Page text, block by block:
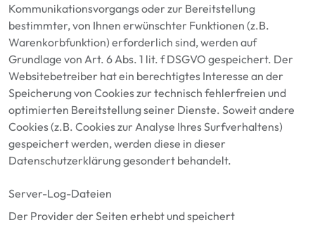
Kommunikationsvorgangs oder zur Bereitstellung
bestimmter, von Ihnen erwünschter Funktionen (z.B.
Warenkorbfunktion) erforderlich sind, werden auf
Grundlage von Art. 6 Abs. 1 lit. f DSGVO gespeichert. Der
Websitebetreiber hat ein berechtigtes Interesse an der
Speicherung von Cookies zur technisch fehlerfreien und
optimierten Bereitstellung seiner Dienste. Soweit andere
Cookies (z.B. Cookies zur Analyse Ihres Surfverhaltens)
gespeichert werden, werden diese in dieser
Datenschutzerklärung gesondert behandelt.
Server-Log-Dateien
Der Provider der Seiten erhebt und speichert